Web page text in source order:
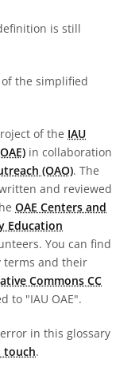
is still
the simplified
of the IAU
in collaboration
(OAO). The
and reviewed
OAE Centers and
Education
You can find
terms and their
Commons CC
to "IAU OAE".
in this glossary
touch.